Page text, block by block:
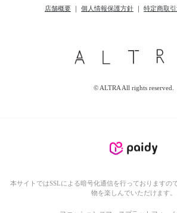
店舗概要 ｜ 個人情報保護方針 ｜ 特定商取
© ALTRA All rights reserved.
本サイトではSSLによる暗号化通信を行っておりますの
物を楽しんでいただけます。